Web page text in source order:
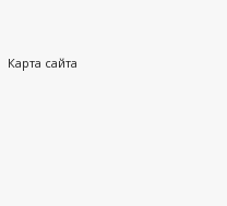
Карта сайта